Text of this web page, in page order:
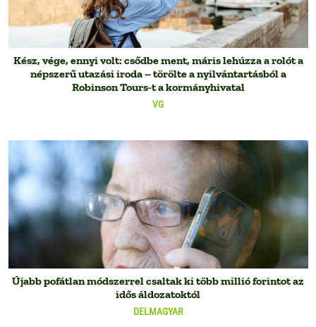
VG
Kész, vége, ennyi volt: csődbe ment, máris lehúzza a rolót a
népszerű utazási iroda – törölte a nyilvántartásból a
Robinson Tours-t a kormányhivatal
DELMAGYAR
Újabb pofátlan módszerrel csaltak ki több millió forintot az
idős áldozatoktól